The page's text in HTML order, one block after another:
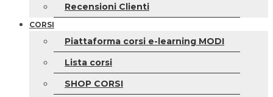
Recensioni Clienti
CORSI
Piattaforma corsi e-learning MODI
Lista corsi
SHOP CORSI